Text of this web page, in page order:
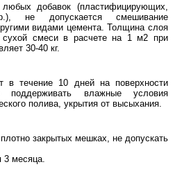
добавок (пластифицирующих,
не допускается смешивание
видами цемента. Толщина слоя
смеси в расчете на 1 м2 при
30-40 кг.
в течение 10 дней на поверхности
поддерживать влажные условия
полива, укрытия от высыхания.
закрытых мешках, не допускать
3 месяца.